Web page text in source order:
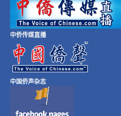
中侨传媒直播
中国侨声杂志